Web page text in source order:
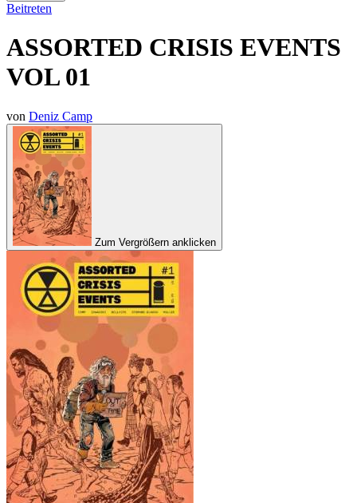
Beitreten
ASSORTED CRISIS EVENTS
VOL 01
von Deniz Camp
Zum Vergrößern anklicken